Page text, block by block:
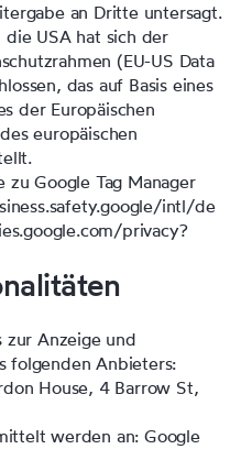
an Dritte untersagt.
USA hat sich der
(EU-US Data
das auf Basis eines
der Europäischen
europäischen
Google Tag Manager
/intl/de
/privacy?
zur Anzeige und
folgenden Anbieters:
House, 4 Barrow St,
werden an: Google